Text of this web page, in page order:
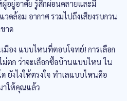
อยู่อาศัย รู้สึกผ่อนคลายและมี
ดล้อม อากาศ รวมไปถึงเสียงรบกวน
าด
มือง แบบไหนที่ตอบโจทย์! การเลือก
ตก ว่าจะเลือกซื้อบ้านแบบไหน ใน
ยังไงให้ตรงใจ ทำเลแบบไหนคือ
าให้คุณแล้ว